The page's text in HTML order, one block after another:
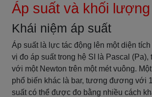
Áp suất và khối
Khái niệm áp suất
Áp suất là lực tác động lên một diện
vị đo áp suất trong hệ SI là Pascal
với một Newton trên một mét vuông.
phổ biến khác là bar, tương đương với
suất có thể được đo bằng nhiều cách